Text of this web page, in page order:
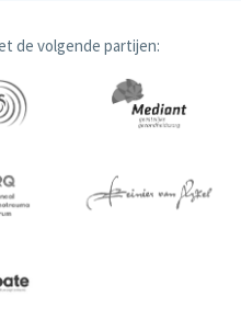
de volgende partijen: